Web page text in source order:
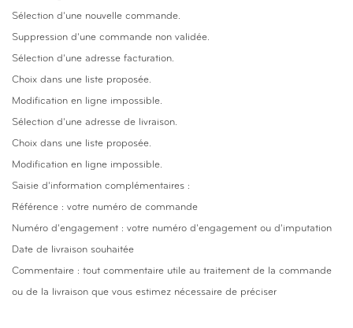
Sélection d'une nouvelle commande.
Suppression d'une commande non validée.
Sélection d'une adresse facturation.
Choix dans une liste proposée.
Modification en ligne impossible.
Sélection d'une adresse de livraison.
Choix dans une liste proposée.
Modification en ligne impossible.
Saisie d'information complémentaires :
Référence : votre numéro de commande
Numéro d'engagement : votre numéro d'engagement ou d'imputation
Date de livraison souhaitée
Commentaire : tout commentaire utile au traitement de la commande
ou de la livraison que vous estimez nécessaire de préciser